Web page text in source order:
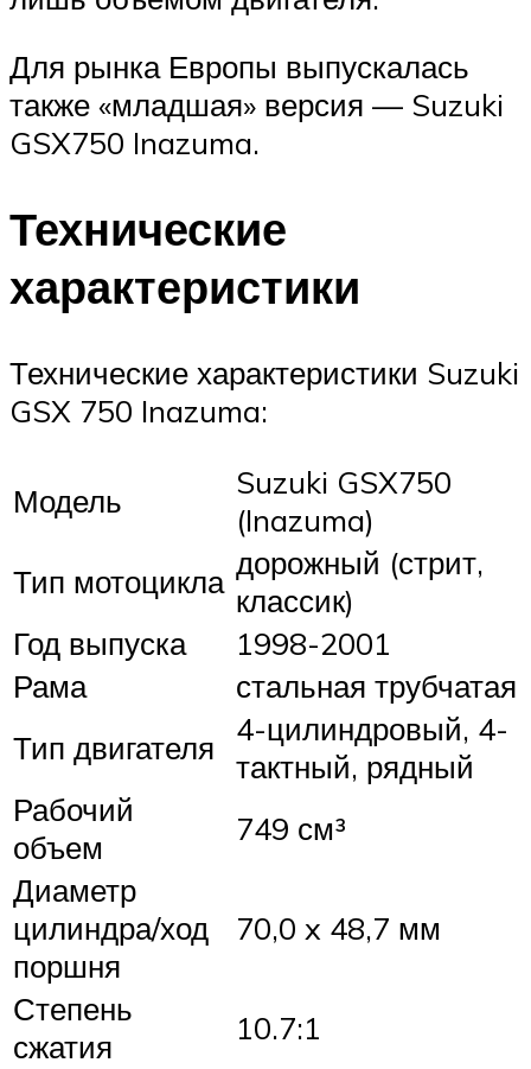
Для рынка Европы выпускалась
также «младшая» версия — Suzuki
GSX750 Inazuma.
Технические
характеристики
Технические характеристики Suzuki
GSX 750 Inazuma:
Модель
Suzuki GSX750
(Inazuma)
Тип мотоцикла дорожный (стрит,
классик)
Год выпуска
1998-2001
Рама
стальная трубчатая
Тип двигателя
4-цилиндровый, 4-
тактный, рядный
Рабочий
объем
749 см³
Диаметр
цилиндра/ход
поршня
70,0 x 48,7 мм
Степень
сжатия
10.7:1